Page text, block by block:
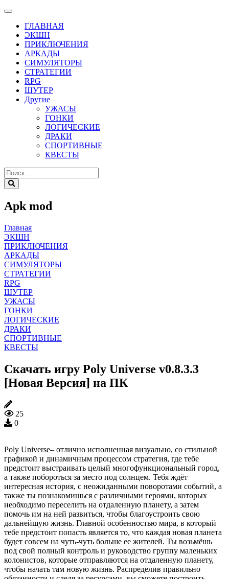
ГЛАВНАЯ
ЭКШН
ПРИКЛЮЧЕНИЯ
АРКАДЫ
СИМУЛЯТОРЫ
СТРАТЕГИИ
RPG
ШУТЕР
Другие
УЖАСЫ
ГОНКИ
ЛОГИЧЕСКИЕ
ДРАКИ
СПОРТИВНЫЕ
КВЕСТЫ
Apk mod
Главная
ЭКШН
ПРИКЛЮЧЕНИЯ
АРКАДЫ
СИМУЛЯТОРЫ
СТРАТЕГИИ
RPG
ШУТЕР
УЖАСЫ
ГОНКИ
ЛОГИЧЕСКИЕ
ДРАКИ
СПОРТИВНЫЕ
КВЕСТЫ
Скачать игру Poly Universe v0.8.3.3
[Новая Версия] на ПК
25
0
Poly Universe– отлично исполненная визуально, со стильной
графикой и динамичным процессом стратегия, где тебе
предстоит выстраивать целый многофункциональный город,
а также побороться за место под солнцем. Тебя ждёт
интересная история, с неожиданными поворотами событий, а
также ты познакомишься с различными героями, которых
необходимо переселить на отдаленную планету, а затем
помочь им на ней развиться, чтобы благоустроить свою
дальнейшую жизнь. Главной особенностью мира, в который
тебе предстоит попасть является то, что каждая новая планета
будет совсем на чуть-чуть больше ее жителей. Ты возьмёшь
под свой полный контроль и руководство группу маленьких
колонистов, которые отправляются на отдаленную планету,
чтобы начать там новую жизнь. Распределив правильно